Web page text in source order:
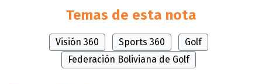
Temas de esta nota
Visión 360 Sports 360
Golf
Federación Boliviana de Golf